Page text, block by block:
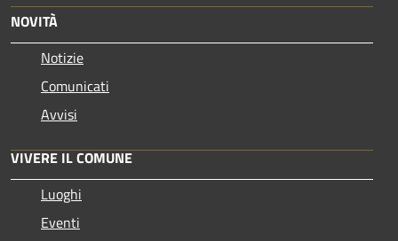
NOVITÀ
Notizie
Comunicati
Avvisi
VIVERE IL COMUNE
Luoghi
Eventi